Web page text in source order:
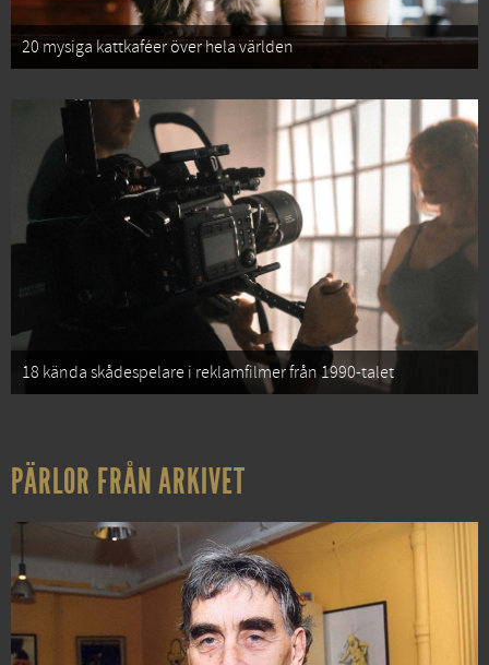
20 mysiga kattkaféer över hela världen
18 kända skådespelare i reklamfilmer från 1990-talet
PÄRLOR FRÅN ARKIVET